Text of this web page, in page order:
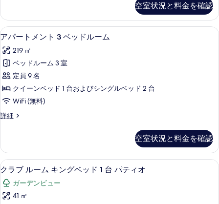
真
を
表
示
す
る
ド
ル
ー
ム
の
す
べ
て
の
を
表
示
す
メ
ン
ト
ベ
ッ
ル
ー
ム
の
詳
空室状況と料金を確認
ア
パ
ー
ト
メ
ン
ト
3
ッ
ド
ル
ー
ム
高級寝具、ミニバー、セーフティボ
15
アパートメント 3 ベッドルーム
219 ㎡
ベッドルーム 3 室
定員 9 名
クイーンベッド 1 台およびシングルベッド 2 台
WiFi (無料)
詳細
ア
メ
ン
ト
ベ
ッ
空室状況と料金を確認
ク
ラ
ブ
高級寝具、ミニバー、セーフティボ
10
クラブ ルーム キングベッド 1 台 パティオ
ガーデンビュー
41 ㎡